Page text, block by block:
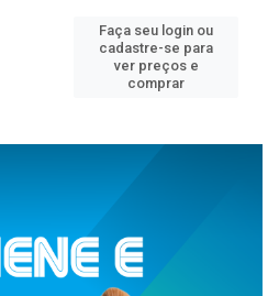
Faça seu login ou
cadastre-se para
ver preços e
comprar